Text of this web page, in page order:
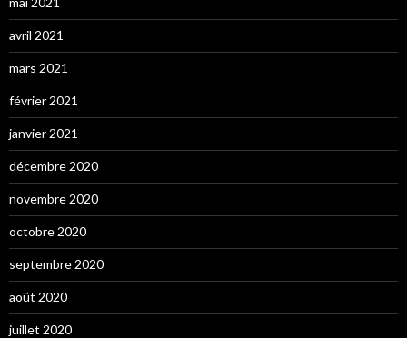
avril 2021
mars 2021
février 2021
janvier 2021
décembre 2020
novembre 2020
octobre 2020
septembre 2020
août 2020
juillet 2020